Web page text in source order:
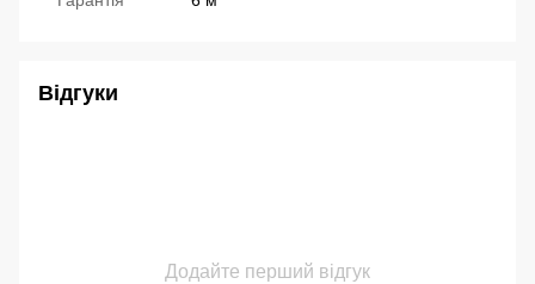
Відгуки
Додайте перший відгук